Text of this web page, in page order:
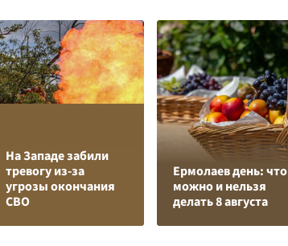
На Западе забили
тревогу из-за
угрозы окончания
СВО
Ермолаев день: что
можно и нельзя
делать 8 августа